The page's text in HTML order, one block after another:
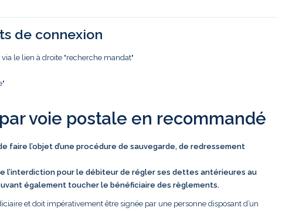
de connexion
le lien à droite "recherche mandat"
voie postale en recommandé
faire l’objet d’une procédure de sauvegarde, de redressement
pour le débiteur de régler ses dettes antérieures au
également toucher le bénéficiaire des règlements.
et doit impérativement être signée par une personne disposant d’un